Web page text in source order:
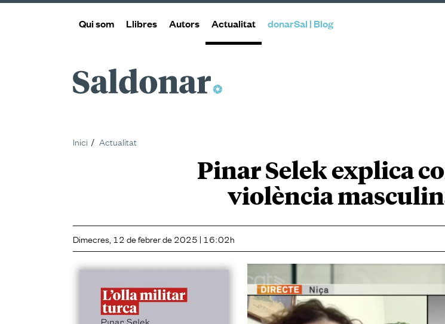
Qui som Llibres Autors Actualitat donarSal | Blog
Saldonar
Inici Actualitat
Pinar Selek explica
violència
Dimecres, 12 de febrer de 2025 | 16:02h